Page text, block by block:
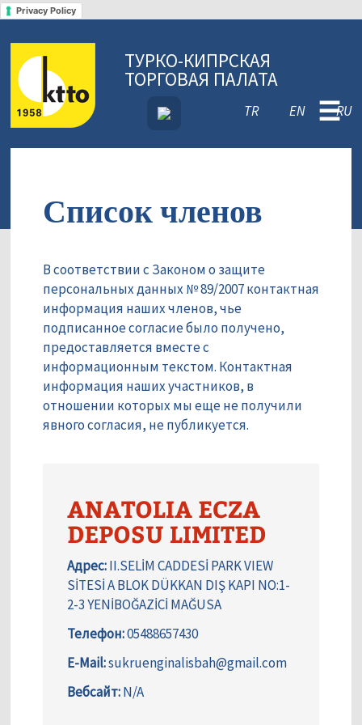
Privacy Policy
ТУРКО-КИПРСКАЯ
ТОРГОВАЯ ПАЛАТА
TR EN RU
☰
Список членов
В соответствии с Законом о защите
персональных данных № 89/2007 контактная
информация наших членов, чье
подписанное согласие было получено,
предоставляется вместе с
информационным текстом. Контактная
информация наших участников, в
отношении которых мы еще не получили
явного согласия, не публикуется.
ANATOLIA ECZA
DEPOSU LIMITED
Адрес:II.SELİM CADDESİ PARK VIEW
SİTESİ A BLOK DÜKKAN DIŞ KAPI NO:1-
2-3 YENİBOĞAZİCİ MAĞUSA
Телефон:05488657430
E-Mail:sukruenginalisbah@gmail.com
Вебсайт:N/A